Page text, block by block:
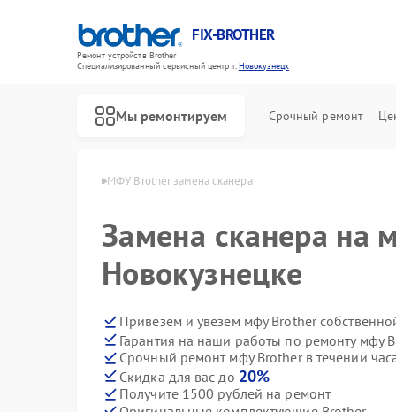
FIX-BROTHER
Ремонт устройств Brother
Специализированный cервисный центр г.Новокузнецк
Мы ремонтируем Срочный ремонт
в Новокузнецке МФУ Brother замена сканера
Замена сканера на
Новокузнецке
Привезем и увезем мфу Brother
Гарантия на наши работы по ремонту мфу
Срочный ремонт мфу Brother в течении
Скидка для вас до 20%
Получите 1500 рублей на ремонт